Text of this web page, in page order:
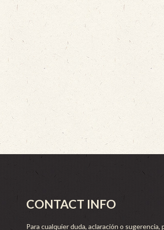
CONTACT INFO
Para cualquier duda, aclaración o